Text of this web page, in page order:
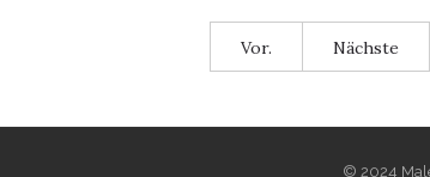
Vor. Nächste
© 2024